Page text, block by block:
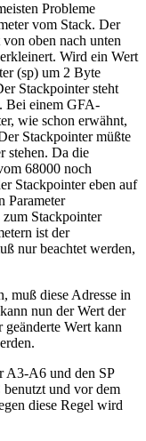
Probleme
vom Stack. Der
oben nach unten
Wird ein Wert
(sp) um 2 Byte
Stackpointer steht
Bei einem GFA-
wie schon erwähnt,
Stackpointer müßte
stehen. Da die
68000 noch
Stackpointer eben auf
Parameter
Stackpointer
ist der
nur beachtet werden,
muß diese Adresse in
nun der Wert der
Wert kann
A3-A6 und den SP
und vor dem
diese Regel wird